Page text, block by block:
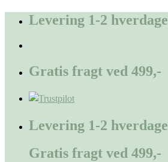
FortsætLevering 1-2 hverdage
Gratis fragt ved 499,-
Levering 1-2 hverdage
Gratis fragt ved 499,-